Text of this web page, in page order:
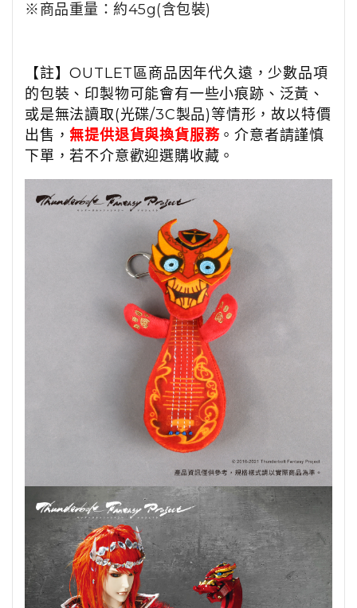
※商品重量：約45g(含包裝)
【註】OUTLET區商品因年代久遠，少數品項
的包裝、印製物可能會有一些小痕跡、泛黃、
或是無法讀取(光碟/3C製品)等情形，故以特價
出售，無提供退貨與換貨服務。介意者請謹慎
下單，若不介意歡迎選購收藏。